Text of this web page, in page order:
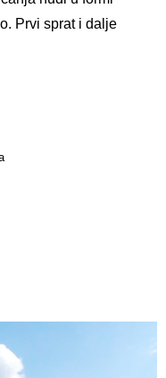
Prvi sprat i dalje